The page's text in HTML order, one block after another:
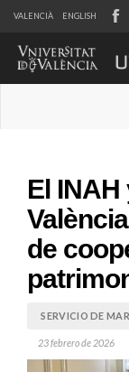
VALENCIÀ ENGLISH
El
de
SERVICIO DE
23 febrero de 2026